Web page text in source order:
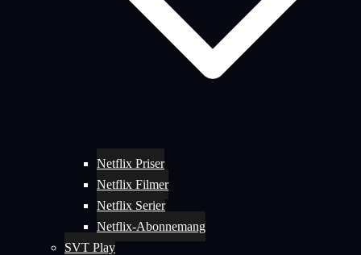
Netflix Priser
Netflix Filmer
Netflix Serier
Netflix-Abonnemang
SVT Play